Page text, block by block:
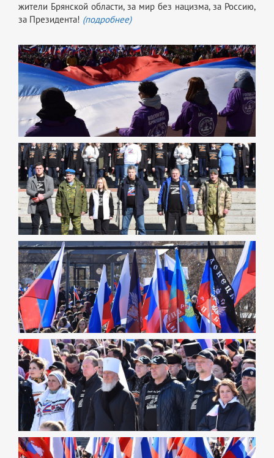
жители Брянской области, за мир без нацизма, за Россию,
за Президента! (подробнее)